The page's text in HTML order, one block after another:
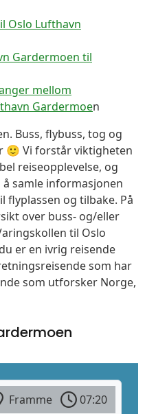
Oslo Lufthavn
Gardermoen til
mellom
Gardermoen
Buss, flybuss, tog og
🙂 Vi forstår viktigheten
reiseopplevelse, og
samle informasjonen
og tilbake. På
over buss- og/eller
til Oslo
er en ivrig reisende
som har
som utforsker Norge,
Framme
07:20